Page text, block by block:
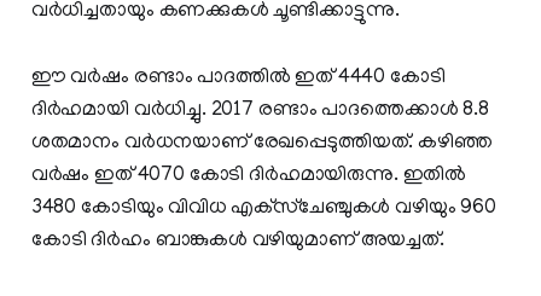
വര്‍ധിച്ചതായും കണക്കുകള്‍ ചൂണ്ടിക്കാട്ടുന്നു.
ഈ വര്‍ഷം രണ്ടാം പാദത്തില്‍ ഇത് 4440 കോടി
ദിര്‍ഹമായി വര്‍ധിച്ചു. 2017 രണ്ടാം പാദത്തെക്കാള്‍ 8.8
ശതമാനം വര്‍ധനയാണ് രേഖപ്പെടുത്തിയത്. കഴിഞ്ഞ
വര്‍ഷം ഇത് 4070 കോടി ദിര്‍ഹമായിരുന്നു. ഇതില്‍
3480 കോടിയും വിവിധ എക്‌സ്‌ചേഞ്ചുകള്‍ വഴിയും 960
കോടി ദിര്‍ഹം ബാങ്കുകള്‍ വഴിയുമാണ് അയച്ചത്.